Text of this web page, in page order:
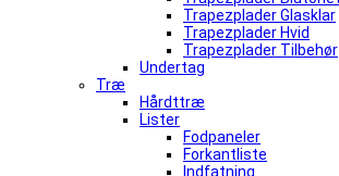
Trapezplader Glasklar
Trapezplader Hvid
Trapezplader Tilbehør
Undertag
Træ
Hårdttræ
Lister
Fodpaneler
Forkantliste
Indfatning